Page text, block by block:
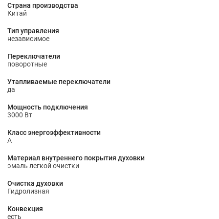
Страна производства
Китай
Тип управления
независимое
Переключатели
поворотные
Утапливаемые переключатели
да
Мощность подключения
3000 Вт
Класс энергоэффективности
A
Материал внутреннего покрытия духовки
эмаль легкой очистки
Очистка духовки
Гидролизная
Конвекция
есть